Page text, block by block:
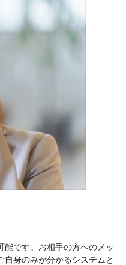
です。お相手の方へのメッ
身のみが分かるシステムと